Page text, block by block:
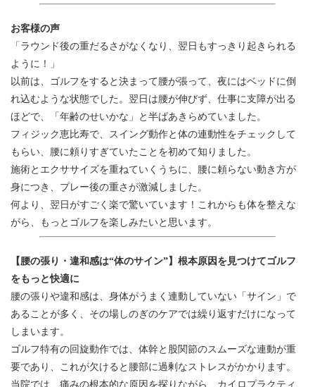
お客様の声
「ラウンド後の重だるさがなくなり、翌日もすっきり起きられる
ように！」
以前は、ゴルフをすると決まって腰が張って、夜にはベッドに倒
れ込むような状態でした。翌日は腰が伸びず、仕事に支障が出る
ほどで、「年齢のせいかな」と半ばあきらめていました。
フィジック恵比寿で、スイング動作と体の連動性をチェックして
もらい、腰に頼りすぎていたことを初めて知りました。
施術とエクササイズを重ねていくうちに、腰に頼らない動き方が
身につき、プレー後の重さが激減しました。
何より、翌日がすごく楽で驚いています！これからも体を整えな
がら、もっとゴルフを楽しみたいと思います。
【腰の張り・違和感は“体のサイン”】根本原因を見つけてゴルフ
をもっと快適に
腰の張りや違和感は、身体がうまく連動していない「サイン」で
あることが多く、その場しのぎのケアでは繰り返すだけになって
しまいます。
ゴルフ特有の回旋動作では、体幹と股関節のスムーズな連動が重
要であり、これが欠けると腰部に過剰なストレスがかかります。
当院では、痛みの根本的な原因を探りながら、カイロプラクティ